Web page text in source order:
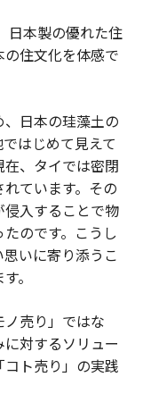
日本製の優れた住
住文化を体感で
日本の珪藻土の
はじめて見えて
、タイでは密閉
ています。その
入することで物
のです。こうし
いに寄り添うこ
。
売り」ではな
対するソリュー
ト売り」の実践